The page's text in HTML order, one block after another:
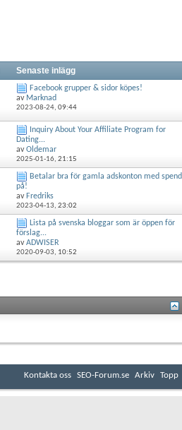
Senaste inlägg
Facebook grupper & sidor köpes!
av Marknad
2023-08-24, 09:44
Inquiry About Your Affiliate Program for
Dating...
avOldemar
2025-01-16, 21:15
Betalar bra för gamla adskonton med spend
på!
av Fredriks
2023-04-13, 23:02
Lista på svenska bloggar som är öppen för
förslag...
avADWISER
2020-09-03, 10:52
Kontakta oss SEO-Forum.se Arkiv Topp